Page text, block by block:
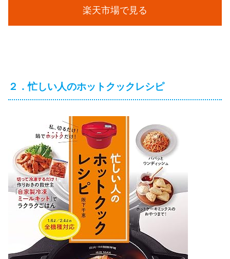
楽天市場で見る
２．忙しい人のホットクックレシピ